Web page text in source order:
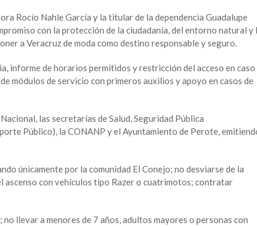
Rocío Nahle García y la titular de la dependencia Guadalupe
con la protección de la ciudadanía, del entorno natural y
a Veracruz de moda como destino responsable y seguro.
informe de horarios permitidos y restricción del acceso en caso
módulos de servicio con primeros auxilios y apoyo en casos de
las secretarías de Salud, Seguridad Pública
Público), la CONANP y el Ayuntamiento de Perote,
únicamente por la comunidad El Conejo; no desviarse de la
con vehículos tipo Razer o cuatrimotos; contratar
llevar a menores de 7 años, adultos mayores o personas con